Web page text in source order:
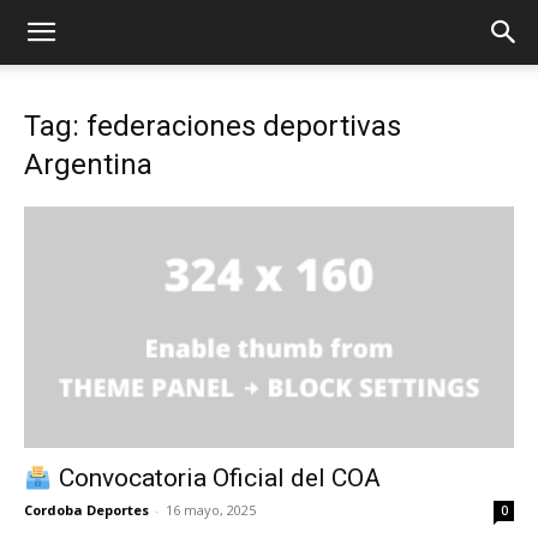
Tag: federaciones deportivas
Argentina
Convocatoria Oficial del COA
Cordoba Deportes - 16 mayo, 2025 0